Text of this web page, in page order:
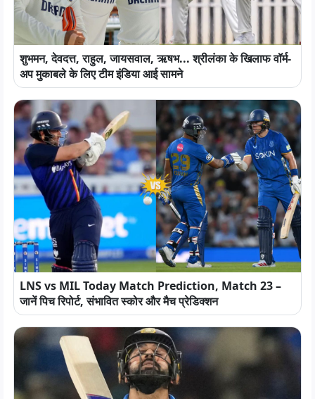
शुभमन, देवदत्त, राहुल, जायसवाल, ऋषभ... श्रीलंका के खिलाफ वॉर्म-
अप मुकाबले के लिए टीम इंडिया आई सामने
LNS vs MIL Today Match Prediction, Match 23 –
जानें पिच रिपोर्ट, संभावित स्कोर और मैच प्रेडिक्शन